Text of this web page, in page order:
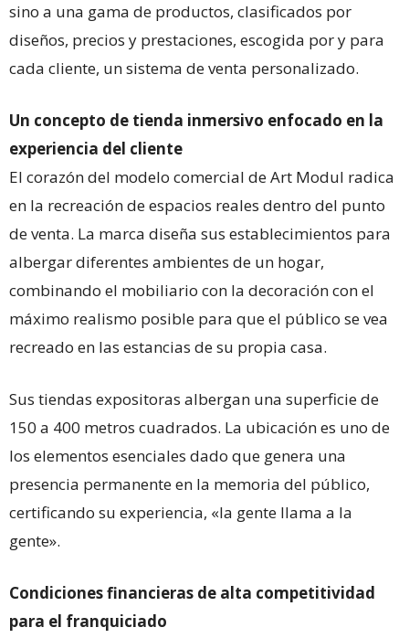
sino a una gama de productos, clasificados por
diseños, precios y prestaciones, escogida por y para
cada cliente, un sistema de venta personalizado.
Un concepto de tienda inmersivo enfocado en la
experiencia del cliente
El corazón del modelo comercial de Art Modul radica
en la recreación de espacios reales dentro del punto
de venta. La marca diseña sus establecimientos para
albergar diferentes ambientes de un hogar,
combinando el mobiliario con la decoración con el
máximo realismo posible para que el público se vea
recreado en las estancias de su propia casa.
Sus tiendas expositoras albergan una superficie de
150 a 400 metros cuadrados. La ubicación es uno de
los elementos esenciales dado que genera una
presencia permanente en la memoria del público,
certificando su experiencia, «la gente llama a la
gente».
Condiciones financieras de alta competitividad
para el franquiciado